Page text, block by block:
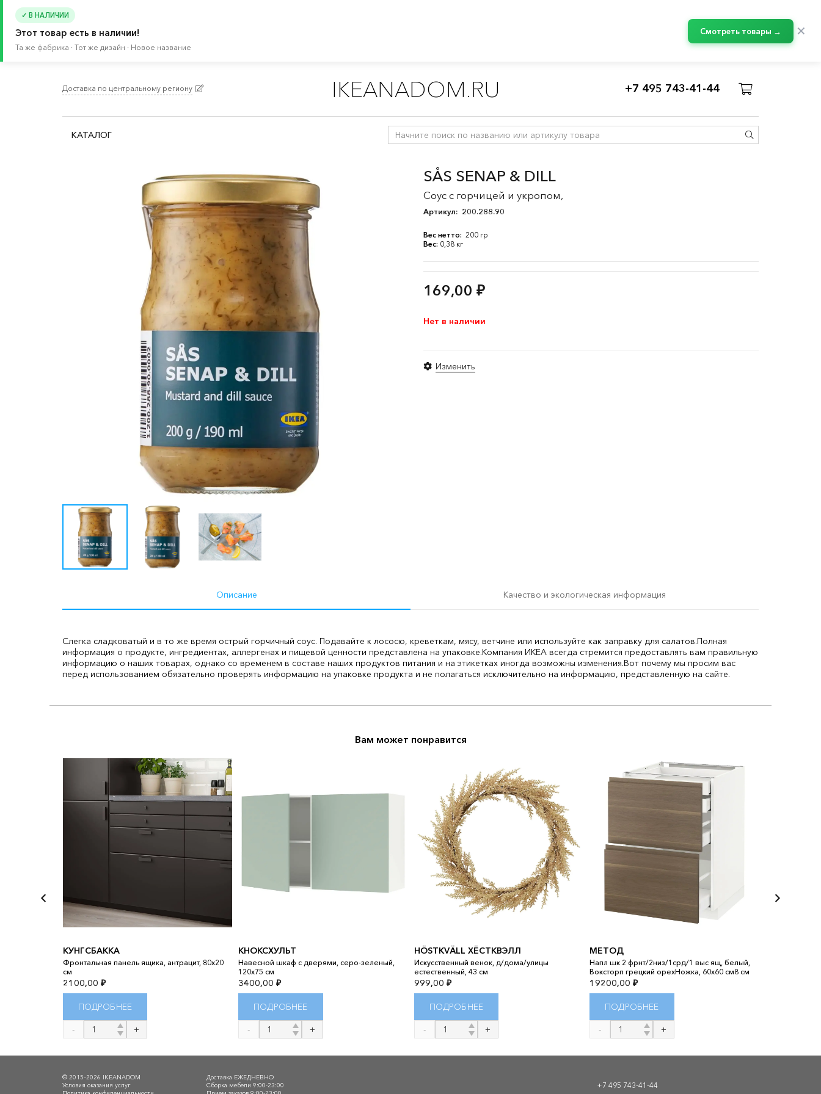
✓ В НАЛИЧИИ
Этот товар есть в наличии!
Та же фабрика · Тот же дизайн · Новое название
Смотреть товары → ✕
Доставка по центральному региону IKEANADOM.RU +7 495 743-41-44
КАТАЛОГ
SÅS SENAP & DILL
Соус с горчицей и укропом,
Артикул: 200.288.90
Вес нетто: 200 гр
Вес: 0,38 кг
169,00 ₽
Нет в наличии
Изменить
Описание Качество и экологическая информация
Слегка сладковатый и в то же время острый горчичный соус. Подавайте к лососю, креветкам, мясу, ветчине или используйте как заправку для салатов.Полная
информация о продукте, ингредиентах, аллергенах и пищевой ценности представлена на упаковке.Компания ИКЕА всегда стремится предоставлять вам правильную
информацию о наших товарах, однако со временем в составе наших продуктов питания и на этикетках иногда возможны изменения.Вот почему мы просим вас
перед использованием обязательно проверять информацию на упаковке продукта и не полагаться исключительно на информацию, представленную на сайте.
Вам может понравится
КУНГСБАККА
Фронтальная панель ящика, антрацит, 80x20
см
2100,00 ₽
ПОДРОБНЕЕ
Количество
товара
КНОКСХУЛЬТ
Навесной шкаф с дверями, серо-зеленый,
120x75 см
3400,00 ₽
ПОДРОБНЕЕ
Количество
товара
HÖSTKVÄLL ХЁСТКВЭЛЛ
Искусственный венок, д/дома/улицы
естественный, 43 см
999,00 ₽
ПОДРОБНЕЕ
Количество
товара
МЕТОД
Напл шк 2 фрнт/2низ/1срд/1 выс ящ, белый,
Воксторп грецкий орехНожка, 60x60 см8 см
19200,00 ₽
ПОДРОБНЕЕ
Количество
товара
© 2015–2026 IKEANADOM
Условия оказания услуг
Доставка ЕЖЕДНЕВНО
Сборка мебели 9:00-23:00
+7 495 743-41-44